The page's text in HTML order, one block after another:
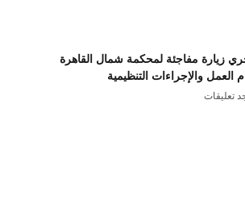
زيارة مفاجئة لمحكمة شمال القاهرة
العمل والإجراءات التنظيمية
تعليقات